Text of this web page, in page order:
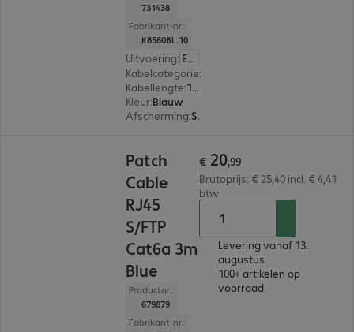
731438
Fabrikant-nr.:
K8560BL.10
Uitvoering: Europa
Kabelcategorie:
Kabellengte: 10 m
Kleur:Blauw
Afscherming: S/FTP (PIMF)
Patch
Cable
RJ45
S/FTP
Cat6a 3m
Blue
Productnr.:
679879
Fabrikant-nr.:
€ 20,99
Brutoprijs: € 25,40 incl. € 4,41
btw
Levering vanaf 13.
augustus
100+ artikelen op
voorraad.